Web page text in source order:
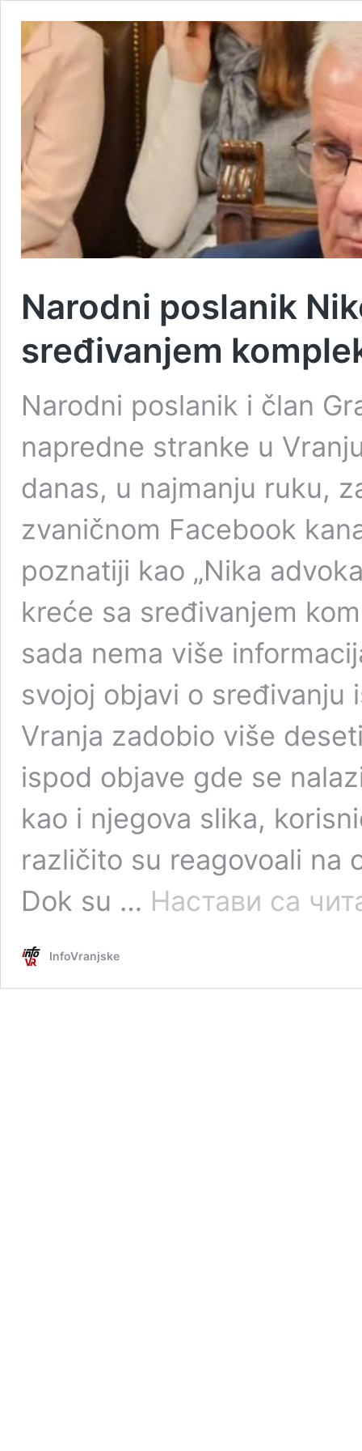
Narodni poslanik
sređivanjem
Narodni poslanik i član
napredne stranke u
danas, u najmanju ruku,
zvaničnom Facebook
poznatiji kao „Nika
kreće sa sređivanjem
sada nema više
svojoj objavi o sređivanju
Vranja zadobio više
ispod objave gde se
kao i njegova slika,
različito su reagovoali na
Dok su … Настави са
InfoVranjske